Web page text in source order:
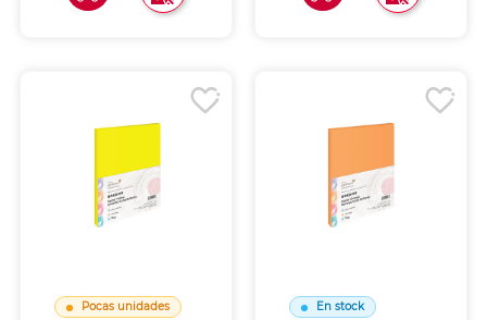
Pocas unidades En stock